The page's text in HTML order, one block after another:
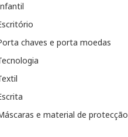
chaves e porta moedas
e material de protecção